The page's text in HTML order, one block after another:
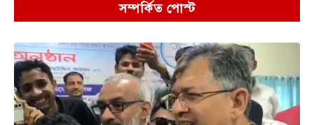
সম্পর্কিত পোস্ট